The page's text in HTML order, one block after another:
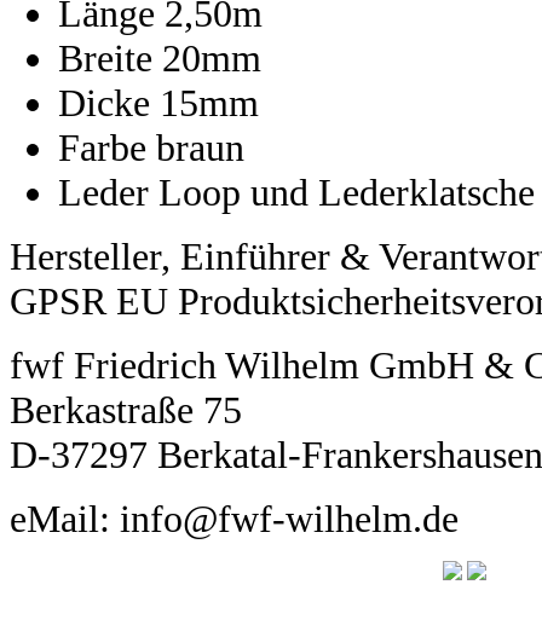
Länge 2,50m
Breite 20mm
Dicke 15mm
Farbe braun
Leder Loop und
Hersteller, Einführer &
GPSR EU
fwf Friedrich Wilhelm GmbH &
Berkastraße 75
D-37297 Berkatal-Frankershausen
eMail: info@fwf-wilhelm.de